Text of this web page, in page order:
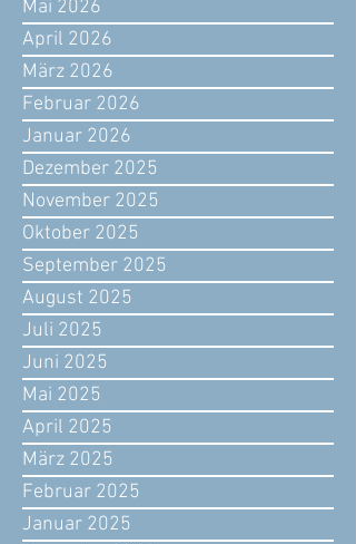
Mai 2026
April 2026
März 2026
Februar 2026
Januar 2026
Dezember 2025
November 2025
Oktober 2025
September 2025
August 2025
Juli 2025
Juni 2025
Mai 2025
April 2025
März 2025
Februar 2025
Januar 2025